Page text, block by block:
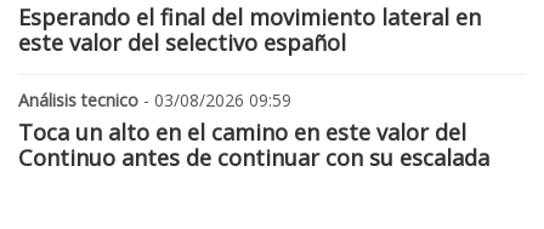
Esperando el final del movimiento lateral en
este valor del selectivo español
Análisis tecnico - 03/08/2026 09:59
Toca un alto en el camino en este valor del
Continuo antes de continuar con su escalada